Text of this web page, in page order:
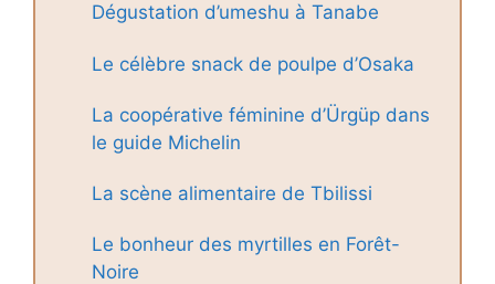
Dégustation d’umeshu à Tanabe
Le célèbre snack de poulpe d’Osaka
La coopérative féminine d’Ürgüp dans
le guide Michelin
La scène alimentaire de Tbilissi
Le bonheur des myrtilles en Forêt-
Noire